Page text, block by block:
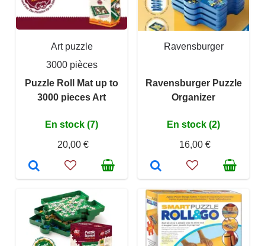
Art puzzle
3000 pièces
Puzzle Roll Mat up to
3000 pieces Art
En stock (7)
20,00 €
Ravensburger
Ravensburger Puzzle
Organizer
En stock (2)
16,00 €